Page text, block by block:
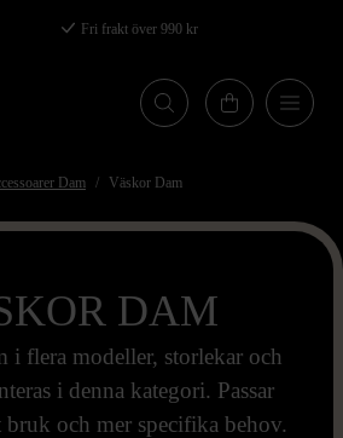
Fri frakt över 990 kr
Dam Väskor Dam
DAM
i flera modeller, storlekar och
i denna kategori. Passar
och mer specifika behov.